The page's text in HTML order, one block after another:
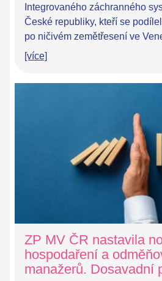
Integrovaného záchranného
České republiky, kteří se
po ničivém zemětřesení ve
[více]
ZP MV ČR nastavila
hospodaření a
manažerů. Dosavadní